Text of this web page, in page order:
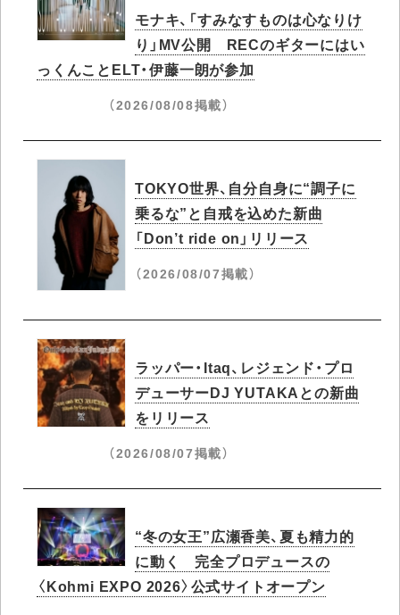
モナキ、「すみなすものは心なりけ
り」MV公開 RECのギターにはい
っくんことELT・伊藤一朗が参加
（2026/08/08掲載）
TOKYO世界、自分自身に“調子に
乗るな”と自戒を込めた新曲
「Don’t ride on」リリース
（2026/08/07掲載）
ラッパー・Itaq、レジェンド・プロ
デューサーDJ YUTAKAとの新曲
をリリース
（2026/08/07掲載）
“冬の女王”広瀬香美、夏も精力的
に動く 完全プロデュースの
〈Kohmi EXPO 2026〉公式サイトオープン